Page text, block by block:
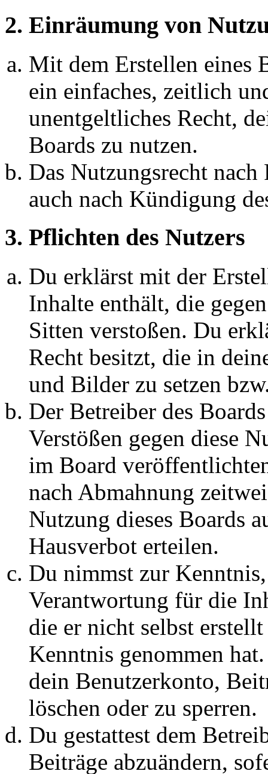
2. Einräumung von
Mit dem Erstellen eines
ein einfaches, zeitlich
unentgeltliches Recht,
Boards zu nutzen.
Das Nutzungsrecht
auch nach Kündigung
3. Pflichten des Nutzers
Du erklärst mit der
Inhalte enthält, die
Sitten verstoßen. Du
Recht besitzt, die in
und Bilder zu setzen
Der Betreiber des
Verstößen gegen diese
im Board
nach Abmahnung
Nutzung dieses Boards
Hausverbot erteilen.
Du nimmst zur
Verantwortung für die
die er nicht selbst
Kenntnis genommen
dein Benutzerkonto,
löschen oder zu sperren.
Du gestattest dem
Beiträge abzuändern,